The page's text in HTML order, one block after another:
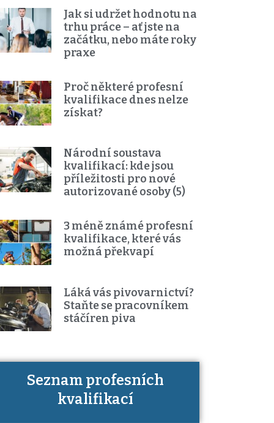
Jak si udržet hodnotu na
trhu práce – ať jste na
začátku, nebo máte roky
praxe
Proč některé profesní
kvalifikace dnes nelze
získat?
Národní soustava
kvalifikací: kde jsou
příležitosti pro nové
autorizované osoby (5)
3 méně známé profesní
kvalifikace, které vás
možná překvapí
Láká vás pivovarnictví?
Staňte se pracovníkem
stáčíren piva
Seznam profesních
kvalifikací
Víte, jaké dovednosti musíte pro
danou kvalifikaci prokázat?